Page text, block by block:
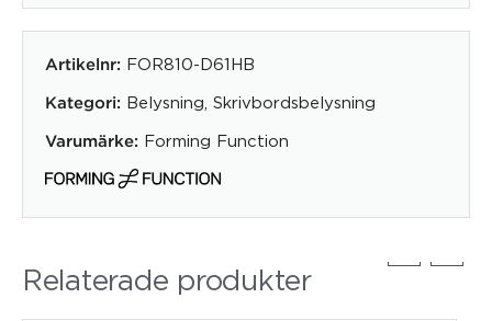
Artikelnr: FOR810-D61HB
Kategori: Belysning Skrivbordsbelysning
Varumärke: Forming Function
Relaterade produkter